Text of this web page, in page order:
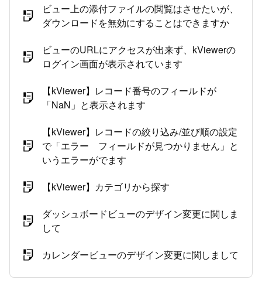
ビュー上の添付ファイルの閲覧はさせたいが、
ダウンロードを無効にすることはできますか
ビューのURLにアクセスが出来ず、kViewerの
ログイン画面が表示されています
【kViewer】レコード番号のフィールドが
「NaN」と表示されます
【kViewer】レコードの絞り込み/並び順の設定
で「エラー フィールドが見つかりません」と
いうエラーがでます
【kViewer】カテゴリから探す
ダッシュボードビューのデザイン変更に関しま
して
カレンダービューのデザイン変更に関しまして